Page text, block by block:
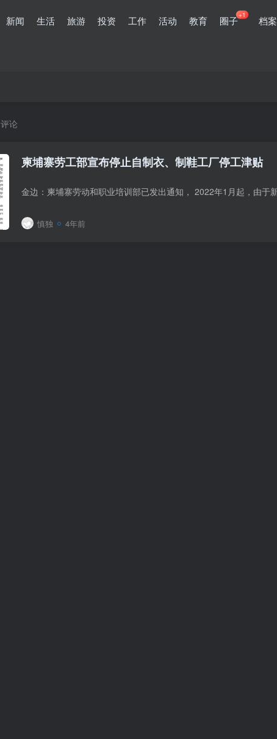
新闻 生活 旅游 投资 工作 活动 教育 圈子+1 档案
评论
柬埔寨劳工部宣布停止自制衣、制鞋工厂停工津贴
慎独 4年前